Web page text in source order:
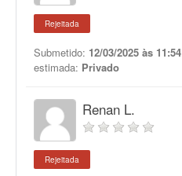
Rejeitada
Submetido: 12/03/2025 às 11:54
estimada: Privado
Renan L.
Rejeitada